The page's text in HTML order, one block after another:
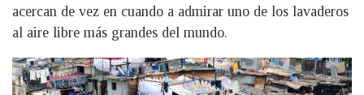
acercan de vez en cuando a admirar uno de los lavaderos
al aire libre más grandes del mundo.